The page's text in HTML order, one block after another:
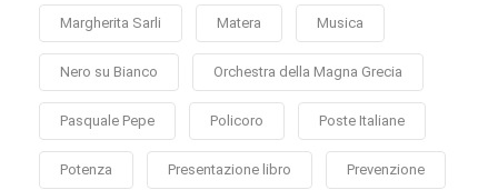
Margherita Sarli Matera Musica
Nero su Bianco Orchestra della Magna Grecia
Pasquale Pepe Policoro Poste Italiane
Potenza Presentazione libro Prevenzione